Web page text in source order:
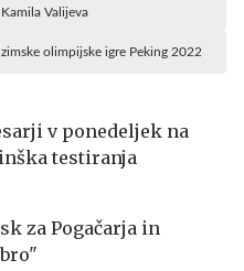
Kamila Valijeva
zimske olimpijske igre Peking 2022
v ponedeljek na
testiranja
za Pogačarja in